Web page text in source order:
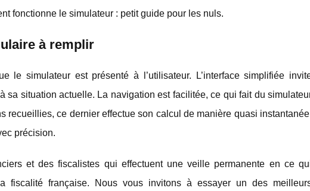
fonctionne le simulateur : petit guide pour les nuls.
à remplir
le simulateur est présenté à l’utilisateur. L’interface simplifiée
sa situation actuelle. La navigation est facilitée, ce qui fait du
recueillies, ce dernier effectue son calcul de manière quasi
précision.
et des fiscalistes qui effectuent une veille permanente en ce
fiscalité française. Nous vous invitons à essayer un des